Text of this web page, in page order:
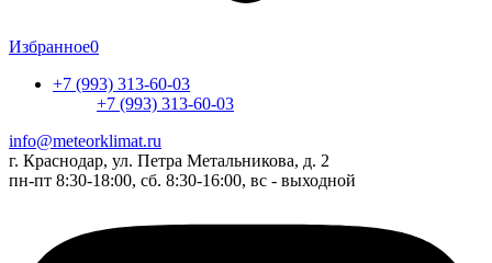
Избранное0
+7 (993) 313-60-03
+7 (993) 313-60-03
info@meteorklimat.ru
г. Краснодар, ул. Петра Метальникова, д. 2
пн-пт 8:30-18:00, сб. 8:30-16:00, вс - выходной